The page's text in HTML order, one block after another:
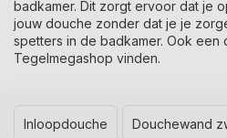
badkamer. Dit zorgt ervoor dat je
jouw douche zonder dat je je
spetters in de badkamer. Ook een
Tegelmegashop vinden.
Inloopdouche Douchewand